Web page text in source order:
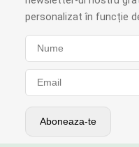
personalizat în funcție